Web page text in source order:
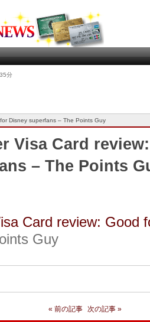
分
Disney superfans – The Points Guy
Visa Card
– The Points
Card review: Good
Guy
« 前の記事 次の記事 »